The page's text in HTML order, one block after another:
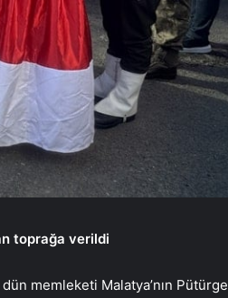
toprağa verildi
memleketi Malatya’nın Pütürge